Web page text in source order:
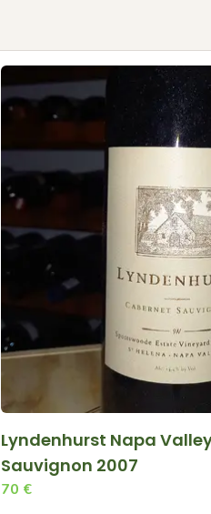
Lyndenhurst Napa
Sauvignon 2007
70 €